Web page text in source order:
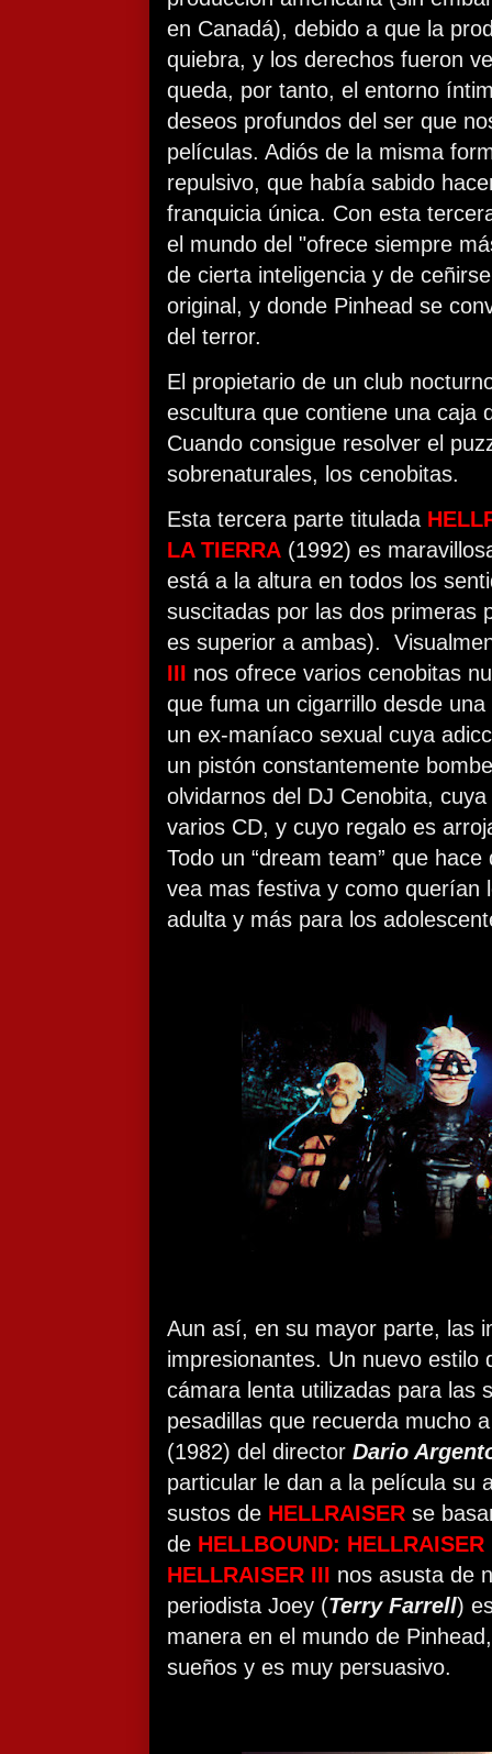
en Canadá), debido a que la
quiebra, y los derechos fueron
queda, por tanto, el entorno
deseos profundos del ser que
películas. Adiós de la misma
repulsivo, que había sabido
franquicia única. Con esta
el mundo del "ofrece siempre
de cierta inteligencia y de
original, y donde Pinhead se
del terror.
El propietario de un club
escultura que contiene una caja
Cuando consigue resolver el
sobrenaturales, los cenobitas.
Esta tercera parte titulada
LA TIERRA (1992) es
está a la altura en todos los
suscitadas por las dos primeras
es superior a ambas).
III nos ofrece varios cenobitas
que fuma un cigarrillo desde
un ex-maníaco sexual cuya
un pistón constantemente
olvidarnos del DJ Cenobita,
varios CD, y cuyo regalo es
Todo un “dream team” que
vea mas festiva y como querían
adulta y más para los
Aun así, en su mayor parte, las
impresionantes. Un nuevo estilo
cámara lenta utilizadas para las
pesadillas que recuerda mucho
(1982) del director Dario
particular le dan a la película su
sustos de HELLRAISER se
de HELLBOUND: HELLRAISER
HELLRAISER III nos asusta de
periodista Joey (Terry Farrell)
manera en el mundo de
sueños y es muy persuasivo.